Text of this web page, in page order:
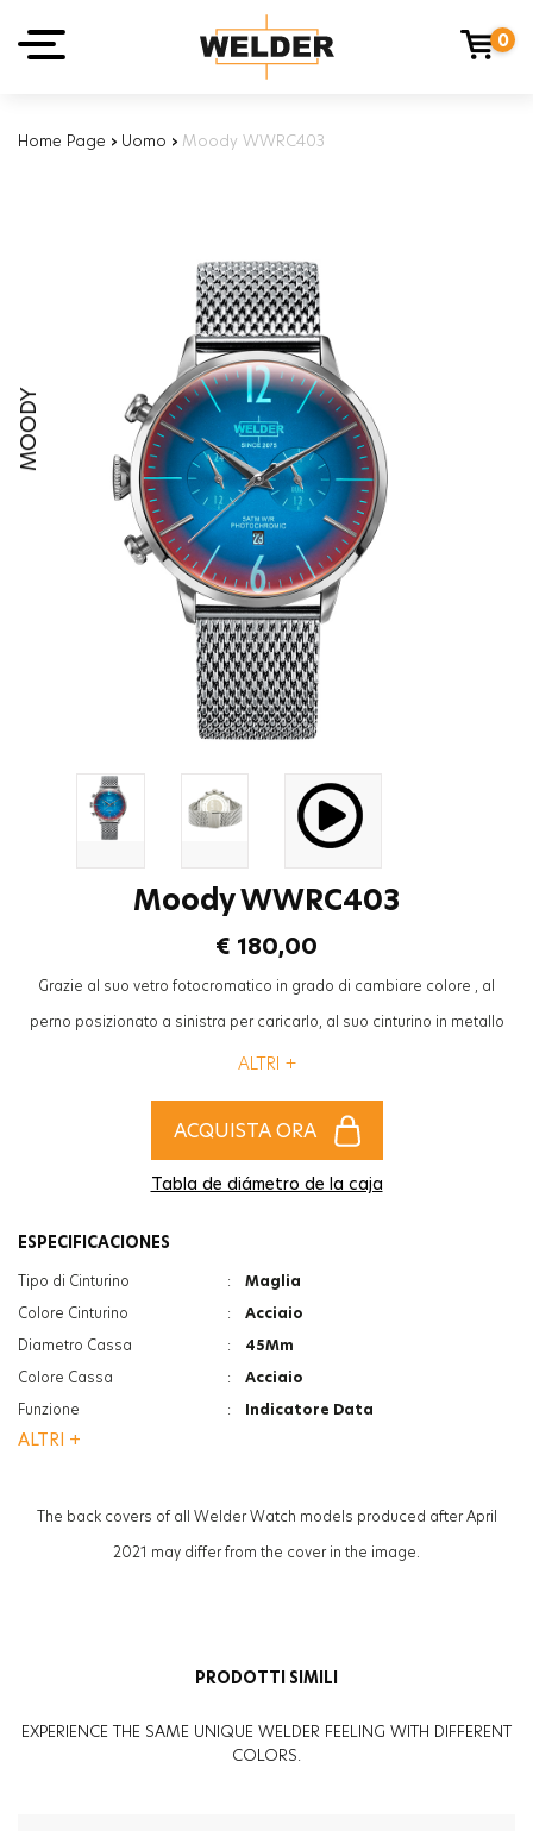
0
Home Page › Uomo › Moody WWRC403
MOODY
Moody WWRC403
€ 180,00
Grazie al suo vetro fotocromatico in grado di cambiare colore , al
perno posizionato a sinistra per caricarlo, al suo cinturino in metallo
mesh ad aspetto “cool”, la collezione “Breezy” Welder Moody sarà
ALTRI +
ACQUISTA ORA
Tabla de diámetro de la caja
ESPECIFICACIONES
Tipo di Cinturino :
Maglia
Colore Cinturino
:
Acciaio
Diametro Cassa
:
45Mm
Colore Cassa
:
Acciaio
Funzione
:
Indicatore Data
Funzione
Vetro
:
Photochromic
ALTRI +
The back covers of all Welder Watch models produced after April
2021 may differ from the cover in the image.
PRODOTTI SIMILI
EXPERIENCE THE SAME UNIQUE WELDER FEELING WITH DIFFERENT
COLORS.